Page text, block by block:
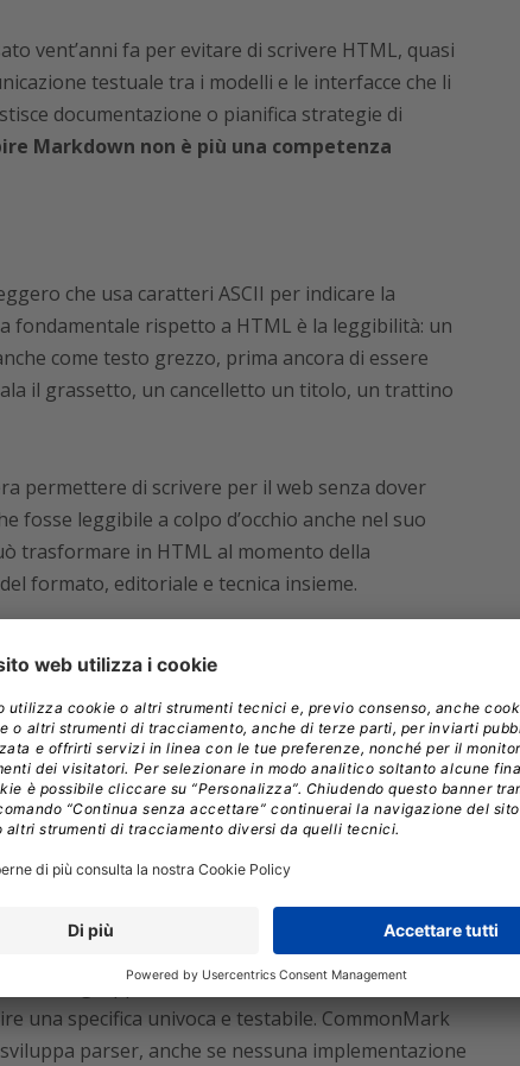
vent’anni fa per evitare di scrivere HTML, quasi
testuale tra i modelli e le interfacce che li
documentazione o pianifica strategie di
Markdown non è più una competenza
che usa caratteri ASCII per indicare la
fondamentale rispetto a HTML è la leggibilità: un
come testo grezzo, prima ancora di essere
il grassetto, un cancelletto un titolo, un trattino
permettere di scrivere per il web senza dover
fosse leggibile a colpo d’occhio anche nel suo
trasformare in HTML al momento della
formato, editoriale e tecnica insieme.
tra John Gruber, blogger americano
, programmatore e attivista digitale poi co-
nel 2013. L’idea era radicalmente pratica: un
a mano in un editor di testo e che si
attraverso uno script Perl di poche righe.
senza una specifica formale. La sua
wiki e infine su GitHub a partire dal 2009, ha
Solo nel 2014 è natoCommonMark,
da un gruppo che include collaboratori di GitHub
una specifica univoca e testabile. CommonMark
parser, anche se nessuna implementazione